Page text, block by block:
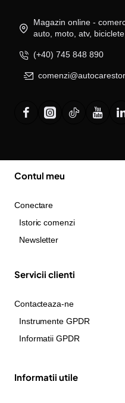
Magazin online -
auto, moto, atv,
(+40) 745 848 890
Contul meu
Conectare
Istoric comenzi
Newsletter
Servicii clienti
Contacteaza-ne
Instrumente GPDR
Informatii GPDR
Informatii utile